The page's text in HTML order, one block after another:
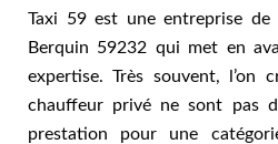
Taxi 59 est une entreprise
Berquin 59232 qui met en
expertise. Très souvent, l’on
chauffeur privé ne sont pas
prestation pour une